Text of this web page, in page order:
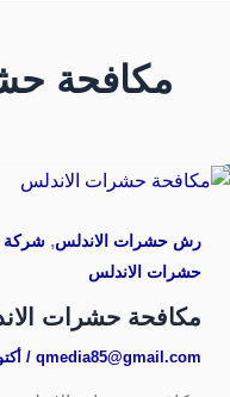
مكافحة
رش حشرات الاندلس, شركة
حشرات الاندلس
مكافحة حشرات
qmedia85@gmail.com
/ أكتوبر